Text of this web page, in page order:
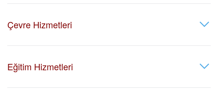
Çevre Hizmetleri
Eğitim Hizmetleri